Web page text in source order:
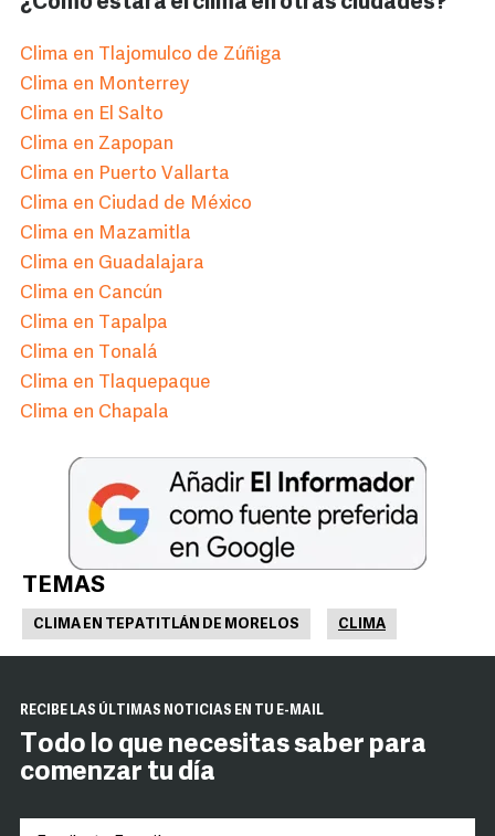
Clima en Tlajomulco de Zúñiga
Clima en Monterrey
Clima en El Salto
Clima en Zapopan
Clima en Puerto Vallarta
Clima en Ciudad de México
Clima en Mazamitla
Clima en Guadalajara
Clima en Cancún
Clima en Tapalpa
Clima en Tonalá
Clima en Tlaquepaque
Clima en Chapala
TEMAS
CLIMA EN TEPATITLÁN DE MORELOS CLIMA
RECIBE LAS ÚLTIMAS NOTICIAS EN TU E-MAIL
Todo lo que necesitas saber para
comenzar tu día